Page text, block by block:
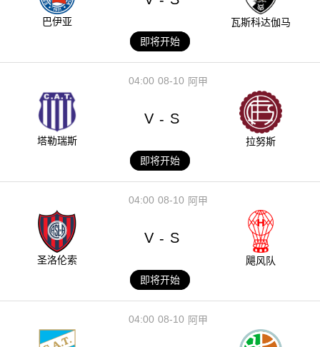
巴伊亚
瓦斯科达伽马
即将开始
08-10
04:00 阿甲
塔勒瑞斯
V - S
拉努斯
即将开始
08-10
04:00 阿甲
圣洛伦索
V - S
飓风队
即将开始
08-10
04:00 阿甲